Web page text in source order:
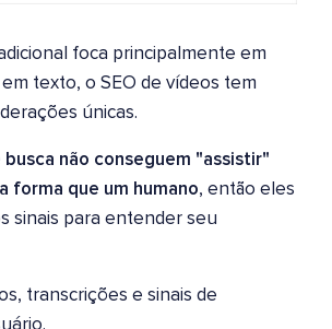
foca principalmente em
texto, o SEO de vídeos tem
únicas.
busca não conseguem "assistir"
forma que um humano, então eles
sinais para entender seu
transcrições e sinais de